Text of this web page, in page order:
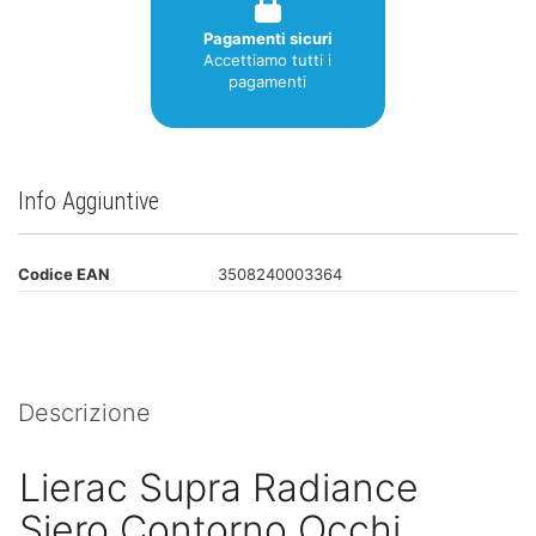
Pagamenti sicuri
Accettiamo tutti i
pagamenti
Info Aggiuntive
Codice EAN 3508240003364
Descrizione
Lierac Supra Radiance